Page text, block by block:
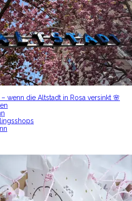
wenn die Altstadt in Rosa versinkt 🌸